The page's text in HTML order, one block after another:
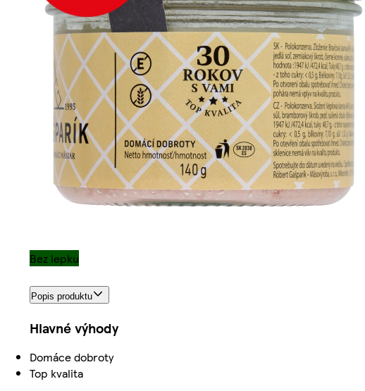
Bez lepku
Popis produktu
Hlavné výhody
Domáce dobroty
Top kvalita